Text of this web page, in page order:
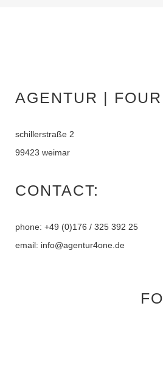
AGENTUR |
schillerstraße 2
99423 weimar
CONTACT:
phone: +49 (0)176 / 325 392 25
email: info@agentur4one.de